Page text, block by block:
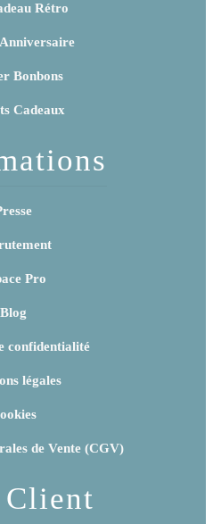
Rétro
Bonbons
Cadeaux
Pro
Blog
confidentialité
légales
de Vente (CGV)